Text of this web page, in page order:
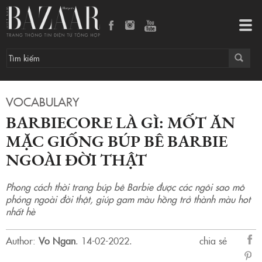
VOCABULARY
BARBIECORE LÀ GÌ: MỐT ĂN
MẶC GIỐNG BÚP BÊ BARBIE
NGOÀI ĐỜI THẬT
Phong cách thời trang búp bê Barbie được các ngôi sao mô
phỏng ngoài đời thật, giúp gam màu hồng trở thành màu hot
nhất hè
Author: Vo Ngan. 14-02-2022.
chia sẻ
sẻ